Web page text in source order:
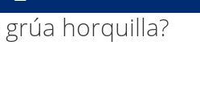
grúa horquilla?